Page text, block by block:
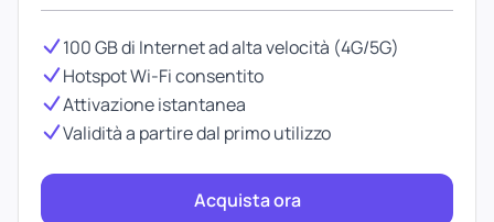
100 GB di Internet ad alta velocità (4G/5G)
Hotspot Wi-Fi consentito
Attivazione istantanea
Validità a partire dal primo utilizzo
Acquista ora